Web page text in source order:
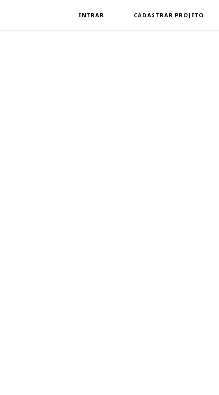
ENTRAR CADASTRAR PROJETO